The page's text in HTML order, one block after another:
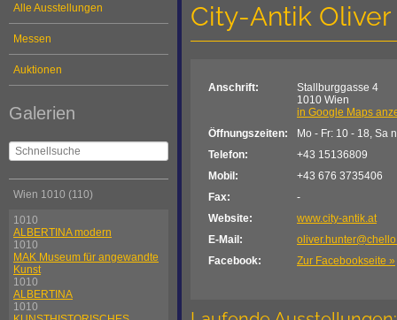
Alle Ausstellungen
Messen
Auktionen
Galerien
Wien 1010 (110)
1010
ALBERTINA modern
1010
MAK Museum für angewandte
Kunst
1010
ALBERTINA
1010
City-Antik
Anschrift:
Stallburggasse 4
1010 Wien
in Google Maps
Öffnungszeiten:
Mo - Fr: 10 - 18, Sa
Telefon:
+43 15136809
Mobil:
+43 676 3735406
Fax:
-
Website:
www.city-antik.at
E-Mail:
Facebook:
Zur Facebookseite »